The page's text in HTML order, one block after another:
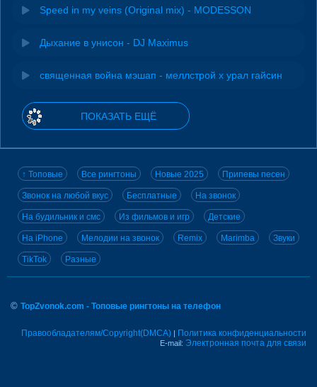
Speed in my veins (Original mix) - MODESSON
Дыхание в унисон - DJ Maximus
священная война мэшап - меллстрой х урал гайсин
ПОКАЗАТЬ ЕЩЁ
↑ Топовые Все рингтоны Новые 2025 Припевы песен
Звонок на любой вкус Бесплатные На звонок
На будильник и смс Из фильмов и игр Детские
На iPhone Мелодии на звонок Remix Marimba Звуки
TikTok Разные
© TopZvonok.com - Топовые рингтоны на телефон
Правообладателям/Copyright(DMCA) | Политика конфиденциальности
E-mail: Электронная почта для связи